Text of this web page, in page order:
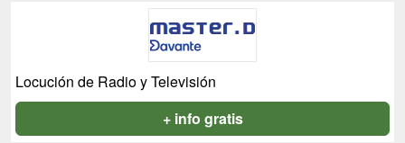
Locución de Radio y Televisión
+ info gratis